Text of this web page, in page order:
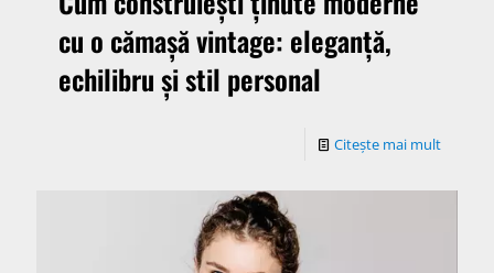
cu o cămașă vintage: eleganță,
echilibru și stil personal
Citește mai mult